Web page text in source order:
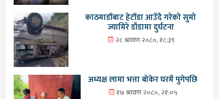
काठमाडौंबाट हेटौंडा आउँदै गरेको सुमो
ज्यामिरे डाँडामा दुर्घटना
२८ श्रावण २०८०, १८:३९
अध्यक्ष लामा भत्ता बोकेर घरमै पुगेपछि
१७ श्रावण २०८०, २१:०५